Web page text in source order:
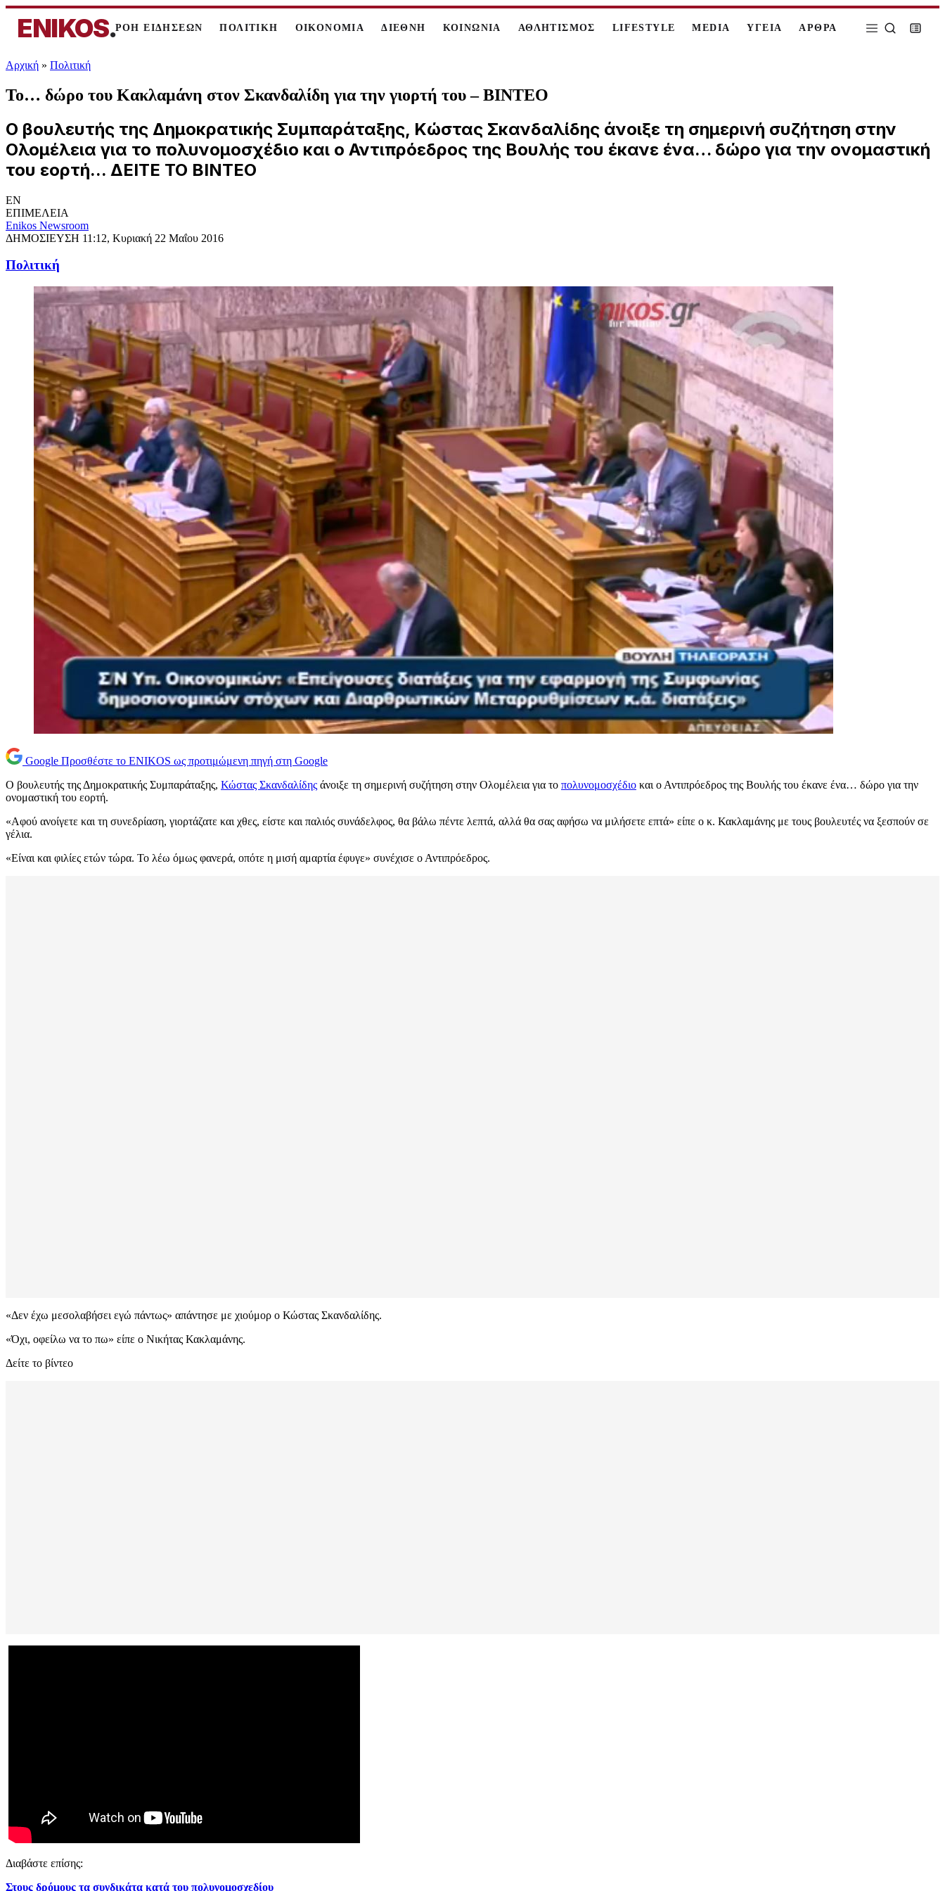
ENIKOS.ΡΟΗ ΕΙΔΗΣΕΩΝ ΠΟΛΙΤΙΚΗ ΟΙΚΟΝΟΜΙΑ ΔΙΕΘΝΗ ΚΟΙΝΩΝΙΑ ΑΘΛΗΤΙΣΜΟΣ LIFESTYLE MEDIA ΥΓΕΙΑ ΑΡΘΡΑ
Αρχική » Πολιτική
Το… δώρο του Κακλαμάνη στον Σκανδαλίδη για την γιορτή του – ΒΙΝΤΕΟ
Ο βουλευτής της Δημοκρατικής Συμπαράταξης, Κώστας Σκανδαλίδης άνοιξε τη σημερινή συζήτηση στην
Ολομέλεια για το πολυνομοσχέδιο και ο Αντιπρόεδρος της Βουλής του έκανε ένα… δώρο για την ονομαστική
του εορτή... ΔΕΙΤΕ ΤΟ ΒΙΝΤΕΟ
EN
ΕΠΙΜΕΛΕΙΑ
Enikos Newsroom
ΔΗΜΟΣΙΕΥΣΗ 11:12, Κυριακή 22 Μαΐου 2016
Πολιτική
Google Προσθέστε το ENIKOS ως προτιμώμενη πηγή στη Google
Ο βουλευτής της Δημοκρατικής Συμπαράταξης, Κώστας Σκανδαλίδης άνοιξε τη σημερινή συζήτηση στην Ολομέλεια για το πολυνομοσχέδιο και ο Αντιπρόεδρος της Βουλής του έκανε ένα… δώρο για την
ονομαστική του εορτή.
«Αφού ανοίγετε και τη συνεδρίαση, γιορτάζατε και χθες, είστε και παλιός συνάδελφος, θα βάλω πέντε λεπτά, αλλά θα σας αφήσω να μιλήσετε επτά» είπε ο κ. Κακλαμάνης με τους βουλευτές να ξεσπούν σε
γέλια.
«Είναι και φιλίες ετών τώρα. Το λέω όμως φανερά, οπότε η μισή αμαρτία έφυγε» συνέχισε ο Αντιπρόεδρος.
«Δεν έχω μεσολαβήσει εγώ πάντως» απάντησε με χιούμορ ο Κώστας Σκανδαλίδης.
«Όχι, οφείλω να το πω» είπε ο Νικήτας Κακλαμάνης.
Δείτε το βίντεο
Διαβάστε επίσης:
Στους δρόμους τα συνδικάτα κατά του πολυνομοσχεδίου